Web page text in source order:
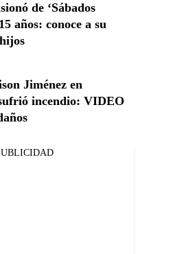
de ‘Sábados
años: conoce a su
Jiménez en
incendio: VIDEO